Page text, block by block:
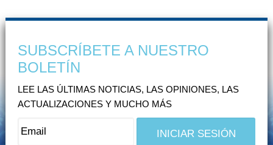
SUBSCRÍBETE A NUESTRO
BOLETÍN
LEE LAS ÚLTIMAS NOTICIAS, LAS OPINIONES, LAS
ACTUALIZACIONES Y MUCHO MÁS